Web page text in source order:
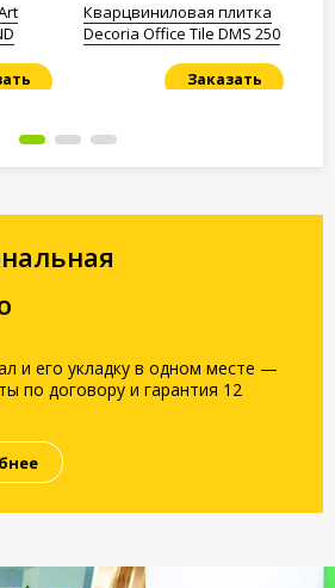
Кварцвиниловая плитка
Decoria Office Tile DMS 250
Заказать
и его укладку в одном месте —
по договору и гарантия 12